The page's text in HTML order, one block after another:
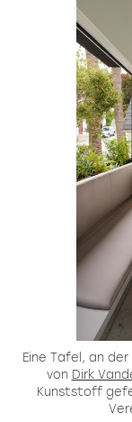
Eine Tafel, an
von Dirk
Kunststoff